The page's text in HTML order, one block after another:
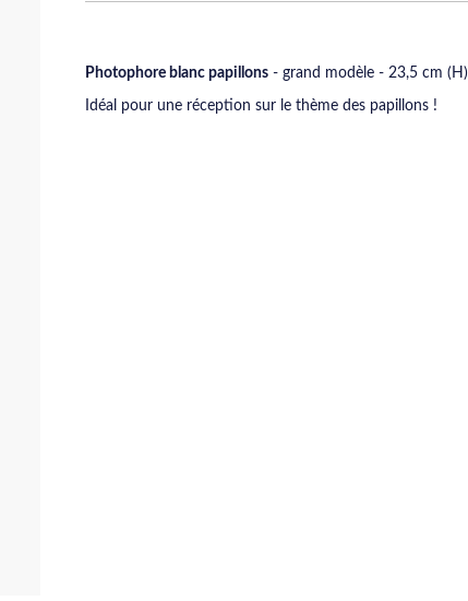
Photophore blanc papillons - grand modèle - 23,5 cm (H)
Idéal pour une réception sur le thème des papillons !